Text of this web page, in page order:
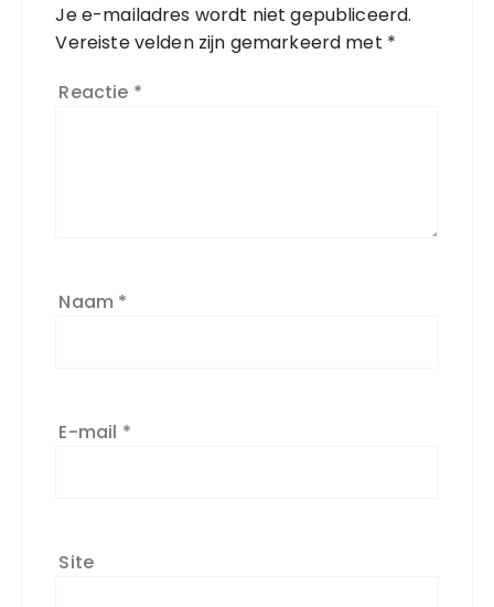
Je e-mailadres wordt niet gepubliceerd.
Vereiste velden zijn gemarkeerd met *
Reactie *
Naam *
E-mail *
Site